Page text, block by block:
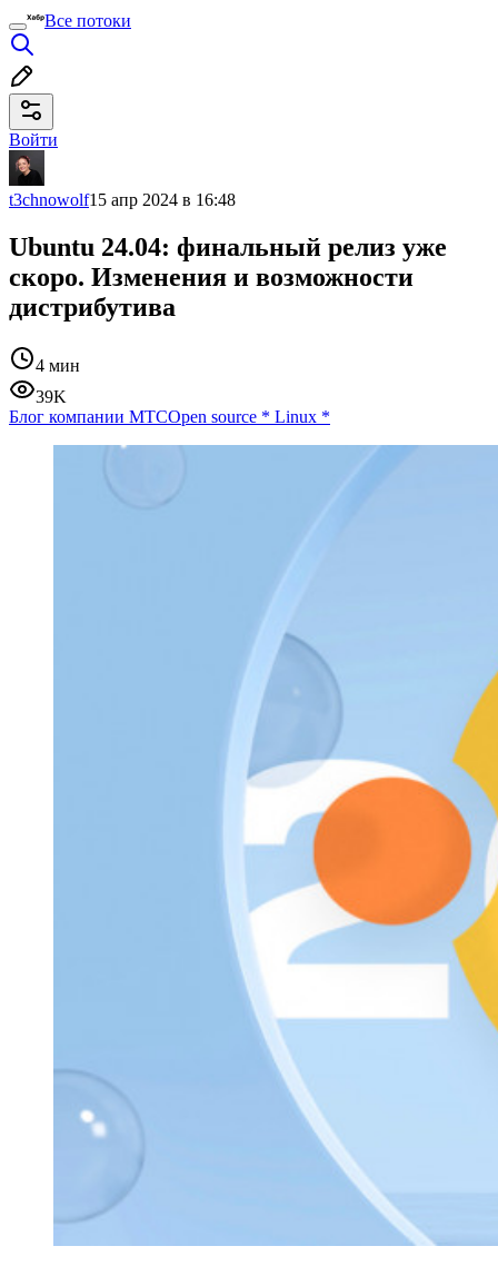
Все потоки
Войти
t3chnowolf15 апр 2024 в 16:48
Ubuntu 24.04: финальный релиз уже
скоро. Изменения и возможности
дистрибутива
4 мин
39K
Блог компании МТСOpen source * Linux *